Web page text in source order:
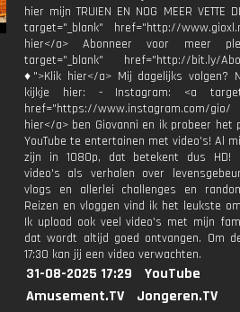
hier mijn TRUIEN EN NOG MEER VETTE
target="_blank" href="http://
hier</a> Abonneer voor meer
target="_blank" href="http://bit.ly/
♦">Klik hier</a> Mij dagelijks volgen?
kijkje hier: - Instagram: <a
href="https://www.instagram.com/
hier</a> ben Giovanni en ik probeer het
YouTube te entertainen met video's! Al
zijn in 1080p, dat betekent dus HD!
video's als verhalen over
vlogs en allerlei challenges en
Reizen en vloggen vind ik het leukste
Ik upload ook veel video's met mijn
dat wordt altijd goed ontvangen. Om
17:30 kan jij een video verwachten.
31-08-2025 17:29
YouTube
Amusement.TV
Jongeren.TV